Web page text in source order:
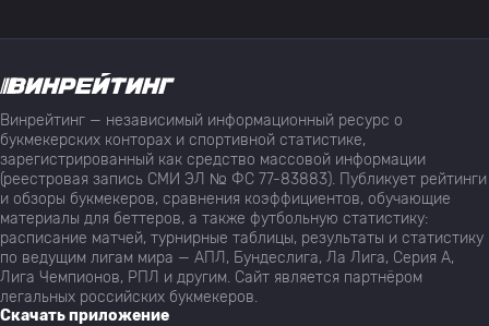
Винрейтинг — независимый информационный ресурс о
букмекерских конторах и спортивной статистике,
зарегистрированный как средство массовой информации
(реестровая запись СМИ ЭЛ № ФС 77-83883). Публикует рейтинги
и обзоры букмекеров, сравнения коэффициентов, обучающие
материалы для беттеров, а также футбольную статистику:
расписание матчей, турнирные таблицы, результаты и статистику
по ведущим лигам мира — АПЛ, Бундеслига, Ла Лига, Серия А,
Лига Чемпионов, РПЛ и другим. Сайт является партнёром
легальных российских букмекеров.
Скачать приложение